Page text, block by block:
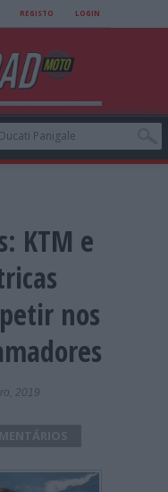
REGISTO LOGIN
KTM e
nos
2019